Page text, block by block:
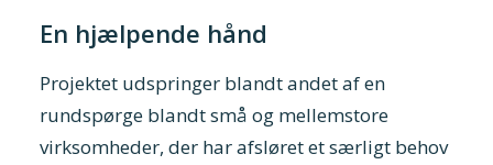
En hjælpende hånd
Projektet udspringer blandt andet af en
rundspørge blandt små og mellemstore
virksomheder, der har afsløret et særligt behov